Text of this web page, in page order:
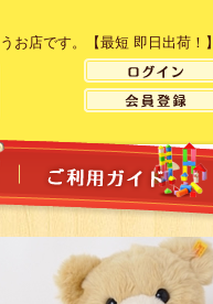
お店です。【最短 即日出荷！】